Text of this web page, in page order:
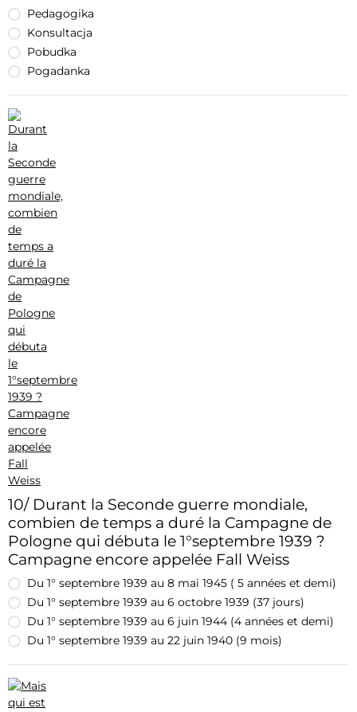
Pedagogika
Konsultacja
Pobudka
Pogadanka
10/ Durant la Seconde guerre mondiale,
combien de temps a duré la Campagne de
Pologne qui débuta le 1°septembre 1939 ?
Campagne encore appelée Fall Weiss
Du 1° septembre 1939 au 8 mai 1945 ( 5 années et demi)
Du 1° septembre 1939 au 6 octobre 1939 (37 jours)
Du 1° septembre 1939 au 6 juin 1944 (4 années et demi)
Du 1° septembre 1939 au 22 juin 1940 (9 mois)